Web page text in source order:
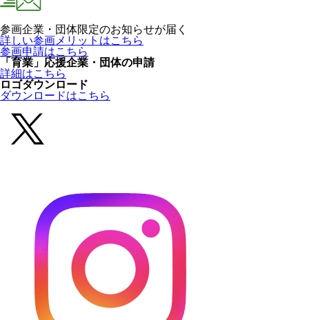
参画企業・団体限定のお知らせが届く
詳しい参画メリットはこちら
参画申請はこちら
「育業」応援企業・団体の申請
詳細はこちら
ロゴダウンロード
ダウンロードはこちら